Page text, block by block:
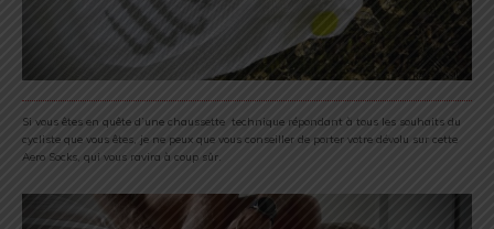
Si vous êtes en quête d’une chaussette technique répondant à tous les souhaits du
cycliste que vous êtes, je ne peux que vous conseiller de porter votre dévolu sur cette
Aero Socks, qui vous ravira à coup sûr.